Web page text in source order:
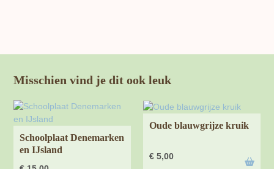
Misschien vind je dit ook leuk
Schoolplaat Denemarken
en IJsland
Oude blauwgrijze kruik
€ 5,00